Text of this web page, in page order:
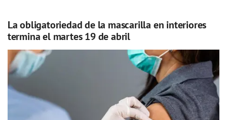
La obligatoriedad de la mascarilla en interiores
termina el martes 19 de abril